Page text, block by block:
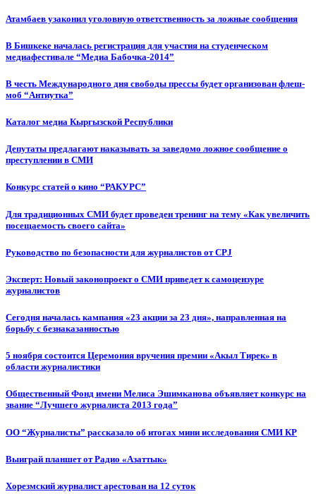
Атамбаев узаконил уголовную ответственность за ложные сообщения
В Бишкеке началась регистрация для участия на студенческом
медиафестивале “Медиа Бабочка-2014”
В честь Международного дня свободы прессы будет организован флеш-
моб “Антиутка”
Каталог медиа Кыргызской Республики
Депутаты предлагают наказывать за заведомо ложное сообщение о
преступлении в СМИ
Конкурс статей о кино “РАКУРС”
Для традиционных СМИ будет проведен тренинг на тему «Как увеличить
посещаемость своего сайта»
Руководство по безопасности для журналистов от CPJ
Эксперт: Новый законопроект о СМИ приведет к самоцензуре
журналистов
Сегодня началась кампания «23 акции за 23 дня», направленная на
борьбу с безнаказанностью
5 ноября состоится Церемония вручения премии «Акыл Тирек» в
области журналистики
Общественный Фонд имени Мелиса Эшимканова объявляет конкурс на
звание “Лучшего журналиста 2013 года”
ОО “Журналисты” рассказало об итогах мини исследования СМИ КР
Выиграй планшет от Радио «Азаттык»
Хорезмский журналист арестован на 12 суток